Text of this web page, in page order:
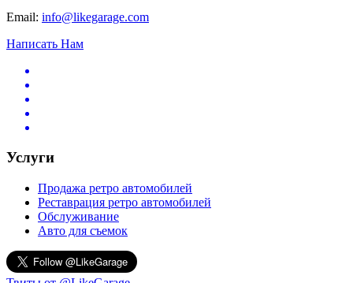
Email: info@likegarage.com
Написать Нам
Услуги
Продажа ретро автомобилей
Реставрация ретро автомобилей
Обслуживание
Авто для съемок